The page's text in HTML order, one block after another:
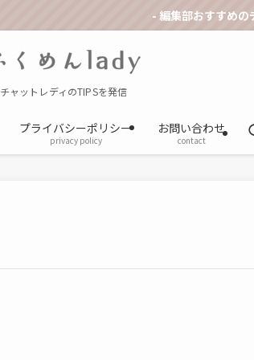
- 編集部おすすめのチ
チャットレディのTIPSを発信
プライバシーポリシー
privacy policy
お問い合わせ
contact